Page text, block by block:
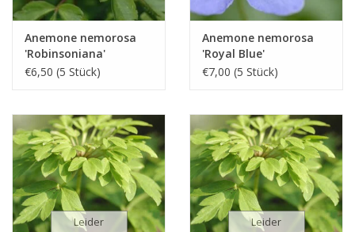
Anemone nemorosa
'Robinsoniana'
€6,50 (5 Stück)
Anemone nemorosa
'Royal Blue'
€7,00 (5 Stück)
Leider
Leider